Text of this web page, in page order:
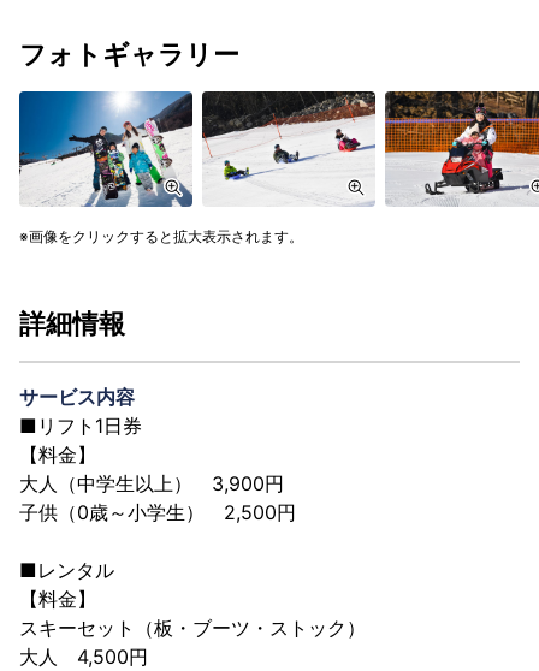
フォトギャラリー
画像をクリックすると拡大表示されます。
詳細情報
サービス内容
■リフト1日券
【料金】
大人（中学生以上） 3,900円
子供（0歳～小学生） 2,500円
■レンタル
【料金】
スキーセット（板・ブーツ・ストック）
大人 4,500円